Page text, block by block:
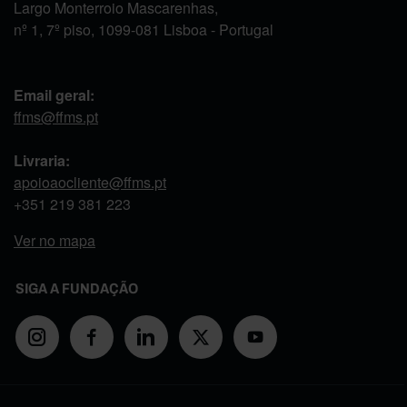
Largo Monterroio Mascarenhas,
nº 1, 7º piso, 1099-081 Lisboa - Portugal
Email geral:
ffms@ffms.pt
Livraria:
apoioaocliente@ffms.pt
+351 219 381 223
Ver no mapa
SIGA A FUNDAÇÃO